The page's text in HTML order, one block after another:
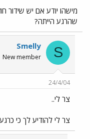
שהרגע הייתה?
S
Smelly
New member
24/4/04
צר לי..
צר לי להודיע לך כי